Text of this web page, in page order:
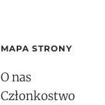
MAPA STRONY
O nas
Członkostwo